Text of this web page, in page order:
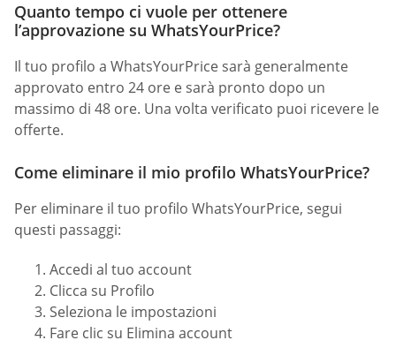
Quanto tempo ci vuole per ottenere
l’approvazione su WhatsYourPrice?
Il tuo profilo a WhatsYourPrice sarà generalmente
approvato entro 24 ore e sarà pronto dopo un
massimo di 48 ore. Una volta verificato puoi ricevere le
offerte.
Come eliminare il mio profilo WhatsYourPrice?
Per eliminare il tuo profilo WhatsYourPrice, segui
questi passaggi:
Accedi al tuo account
Clicca su Profilo
Seleziona le impostazioni
Fare clic su Elimina account